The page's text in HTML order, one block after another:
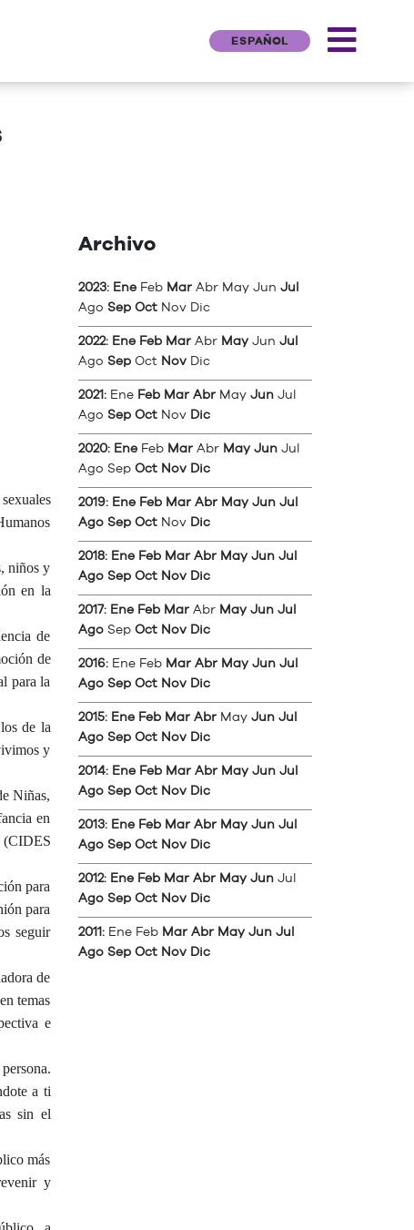
ESPAÑOL
niños y
en la
de
de
para la
de la
y
Niñas,
en
(CIDES
para
para
seguir
de
temas
e
a ti
sin el
más
y
Archivo
2023: Ene Feb Mar Abr May Jun Jul
Ago Sep Oct Nov Dic
2022: Ene Feb Mar Abr May Jun Jul
Ago Sep Oct Nov Dic
2021: Ene Feb Mar Abr May Jun Jul
Ago Sep Oct Nov Dic
2020: Ene Feb Mar Abr May Jun Jul
Ago Sep Oct Nov Dic
2019: Ene Feb Mar Abr May Jun Jul
Ago Sep Oct Nov Dic
2018: Ene Feb Mar Abr May Jun Jul
Ago Sep Oct Nov Dic
2017: Ene Feb Mar Abr May Jun Jul
Ago Sep Oct Nov Dic
2016: Ene Feb Mar Abr May Jun Jul
Ago Sep Oct Nov Dic
2015: Ene Feb Mar Abr May Jun Jul
Ago Sep Oct Nov Dic
2014: Ene Feb Mar Abr May Jun Jul
Ago Sep Oct Nov Dic
2013: Ene Feb Mar Abr May Jun Jul
Ago Sep Oct Nov Dic
2012: Ene Feb Mar Abr May Jun Jul
Ago Sep Oct Nov Dic
2011: Ene Feb Mar Abr May Jun Jul
Ago Sep Oct Nov Dic